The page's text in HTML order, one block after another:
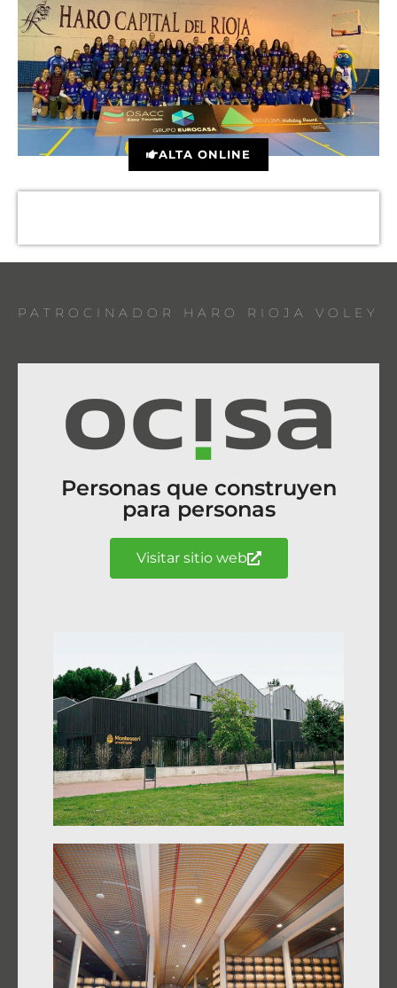
ALTA ONLINE
PATROCINADOR HARO RIOJA VOLEY
Personas que construyen
para personas
Visitar sitio web